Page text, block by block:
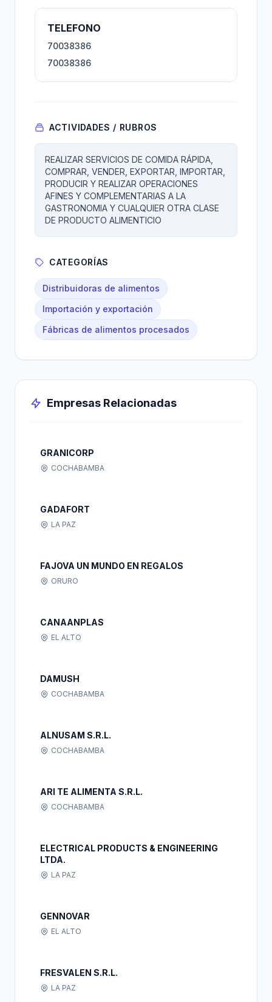
TELEFONO
70038386
70038386
ACTIVIDADES / RUBROS
REALIZAR SERVICIOS DE COMIDA RÁPIDA,
COMPRAR, VENDER, EXPORTAR, IMPORTAR,
PRODUCIR Y REALIZAR OPERACIONES
AFINES Y COMPLEMENTARIAS A LA
GASTRONOMIA Y CUALQUIER OTRA CLASE
DE PRODUCTO ALIMENTICIO
CATEGORÍAS
Distribuidoras de alimentos
Importación y exportación
Fábricas de alimentos procesados
Empresas Relacionadas
GRANICORP
COCHABAMBA
GADAFORT
LA PAZ
FAJOVA UN MUNDO EN REGALOS
ORURO
CANAANPLAS
EL ALTO
DAMUSH
COCHABAMBA
ALNUSAM S.R.L.
COCHABAMBA
ARI TE ALIMENTA S.R.L.
COCHABAMBA
ELECTRICAL PRODUCTS & ENGINEERING
LTDA.
LA PAZ
GENNOVAR
EL ALTO
FRESVALEN S.R.L.
LA PAZ